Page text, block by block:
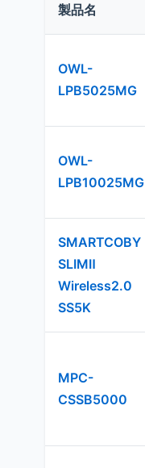
製品名
OWL-
LPB5025MG
OWL-
LPB10025MG
SMARTCOBY
SLIMⅡ
Wireless2.0
SS5K
MPC-
CSSB5000